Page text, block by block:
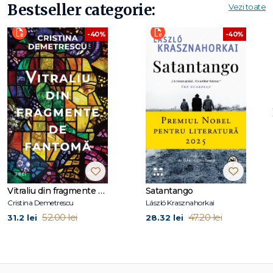
Bestseller categorie: Vezi toate
-40%
Vitraliu din fragmente de fantomă
Cristina Demetrescu
31.2 lei 52.00 lei
-40%
Satantango
László Krasznahorkai
28.32 lei 47.20 lei